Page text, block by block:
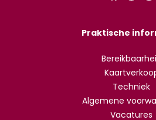
Praktische
Techniek
Algemene
Vacatures